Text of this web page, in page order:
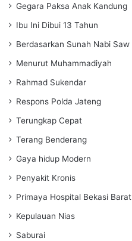
Gegara Paksa Anak Kandung
Ibu Ini Dibui 13 Tahun
Berdasarkan Sunah Nabi Saw
Menurut Muhammadiyah
Rahmad Sukendar
Respons Polda Jateng
Terungkap Cepat
Terang Benderang
Gaya hidup Modern
Penyakit Kronis
Primaya Hospital Bekasi Barat
Kepulauan Nias
Saburai